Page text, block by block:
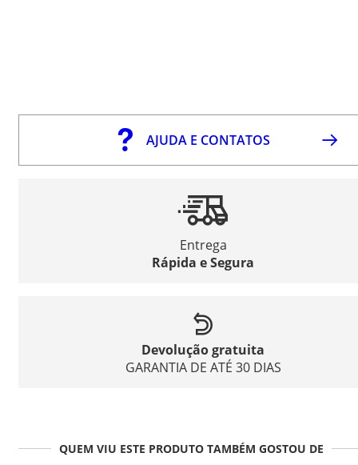
AJUDA E CONTATOS
Entrega
Rápida e Segura
Devolução gratuita
GARANTIA DE ATÉ 30 DIAS
QUEM VIU ESTE PRODUTO TAMBÉM GOSTOU DE